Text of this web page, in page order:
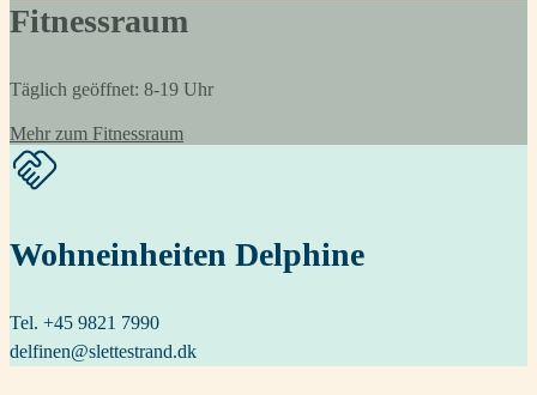
Fitnessraum
Täglich geöffnet: 8-19 Uhr
Mehr zum Fitnessraum
Wohneinheiten Delphine
Tel. +45 9821 7990
delfinen@slettestrand.dk